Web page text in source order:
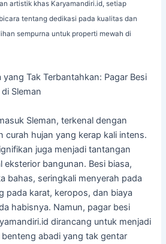
artistik khas Karyamandiri.id, setiap
tentang dedikasi pada kualitas dan
sempurna untuk properti mewah di
Tak Terbantahkan: Pagar Besi
Sleman
Sleman, terkenal dengan
curah hujan yang kerap kali intens.
juga menjadi tantangan
eksterior bangunan. Besi biasa,
bahas, seringkali menyerah pada
pada karat, keropos, dan biaya
habisnya. Namun, pagar besi
dirancang untuk menjadi
abadi yang tak gentar